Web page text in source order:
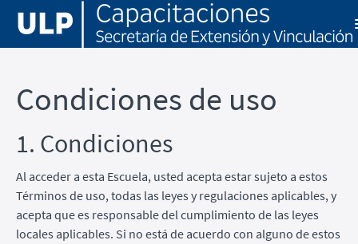
Condiciones de uso
1. Condiciones
Al acceder a esta Escuela, usted acepta estar sujeto a estos
Términos de uso, todas las leyes y regulaciones aplicables, y
acepta que es responsable del cumplimiento de las leyes
locales aplicables. Si no está de acuerdo con alguno de estos